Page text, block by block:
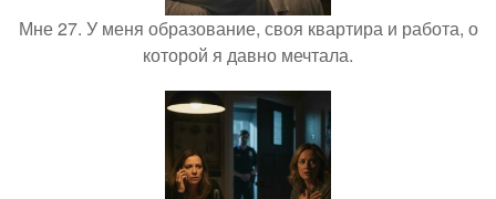
Мне 27. У меня образование, своя квартира и работа, о
которой я давно мечтала.